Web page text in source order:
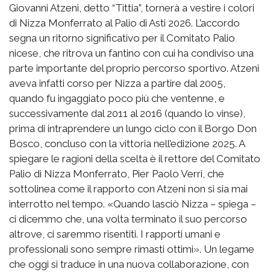
Giovanni Atzeni, detto “Tittia”, tornerà a vestire i colori
di Nizza Monferrato al Palio di Asti 2026. L’accordo
segna un ritorno significativo per il Comitato Palio
nicese, che ritrova un fantino con cui ha condiviso una
parte importante del proprio percorso sportivo. Atzeni
aveva infatti corso per Nizza a partire dal 2005,
quando fu ingaggiato poco più che ventenne, e
successivamente dal 2011 al 2016 (quando lo vinse),
prima di intraprendere un lungo ciclo con il Borgo Don
Bosco, concluso con la vittoria nell’edizione 2025. A
spiegare le ragioni della scelta è il rettore del Comitato
Palio di Nizza Monferrato, Pier Paolo Verri, che
sottolinea come il rapporto con Atzeni non si sia mai
interrotto nel tempo. «Quando lasciò Nizza – spiega –
ci dicemmo che, una volta terminato il suo percorso
altrove, ci saremmo risentiti. I rapporti umani e
professionali sono sempre rimasti ottimi». Un legame
che oggi si traduce in una nuova collaborazione, con